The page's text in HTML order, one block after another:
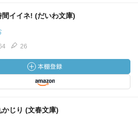
間イイネ! (だいわ文庫)
26
かじり (文春文庫)